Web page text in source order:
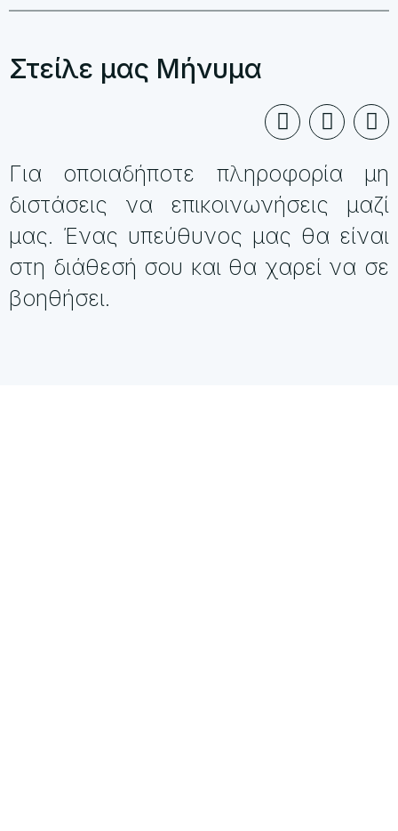
Στείλε μας Μήνυμα
Για οποιαδήποτε πληροφορία μη
διστάσεις να επικοινωνήσεις μαζί
μας. Ένας υπεύθυνος μας θα είναι
στη διάθεσή σου και θα χαρεί να σε
βοηθήσει.